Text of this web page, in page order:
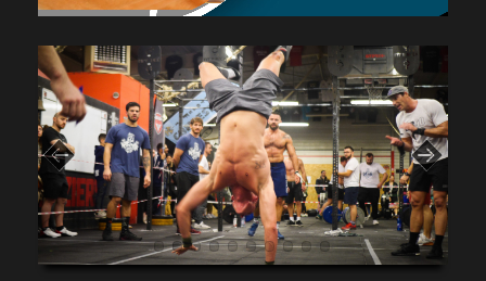
Item 1
Item 2
Item 3
Item 4
Item 5
Item 6
Item 7
Item 8
Item 9
Item 10